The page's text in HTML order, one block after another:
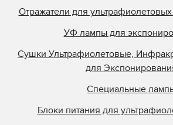
Отражатели для
УФ лампы для
Сушки Ультрафиолетовые,
для
Специальные
Блоки питания для